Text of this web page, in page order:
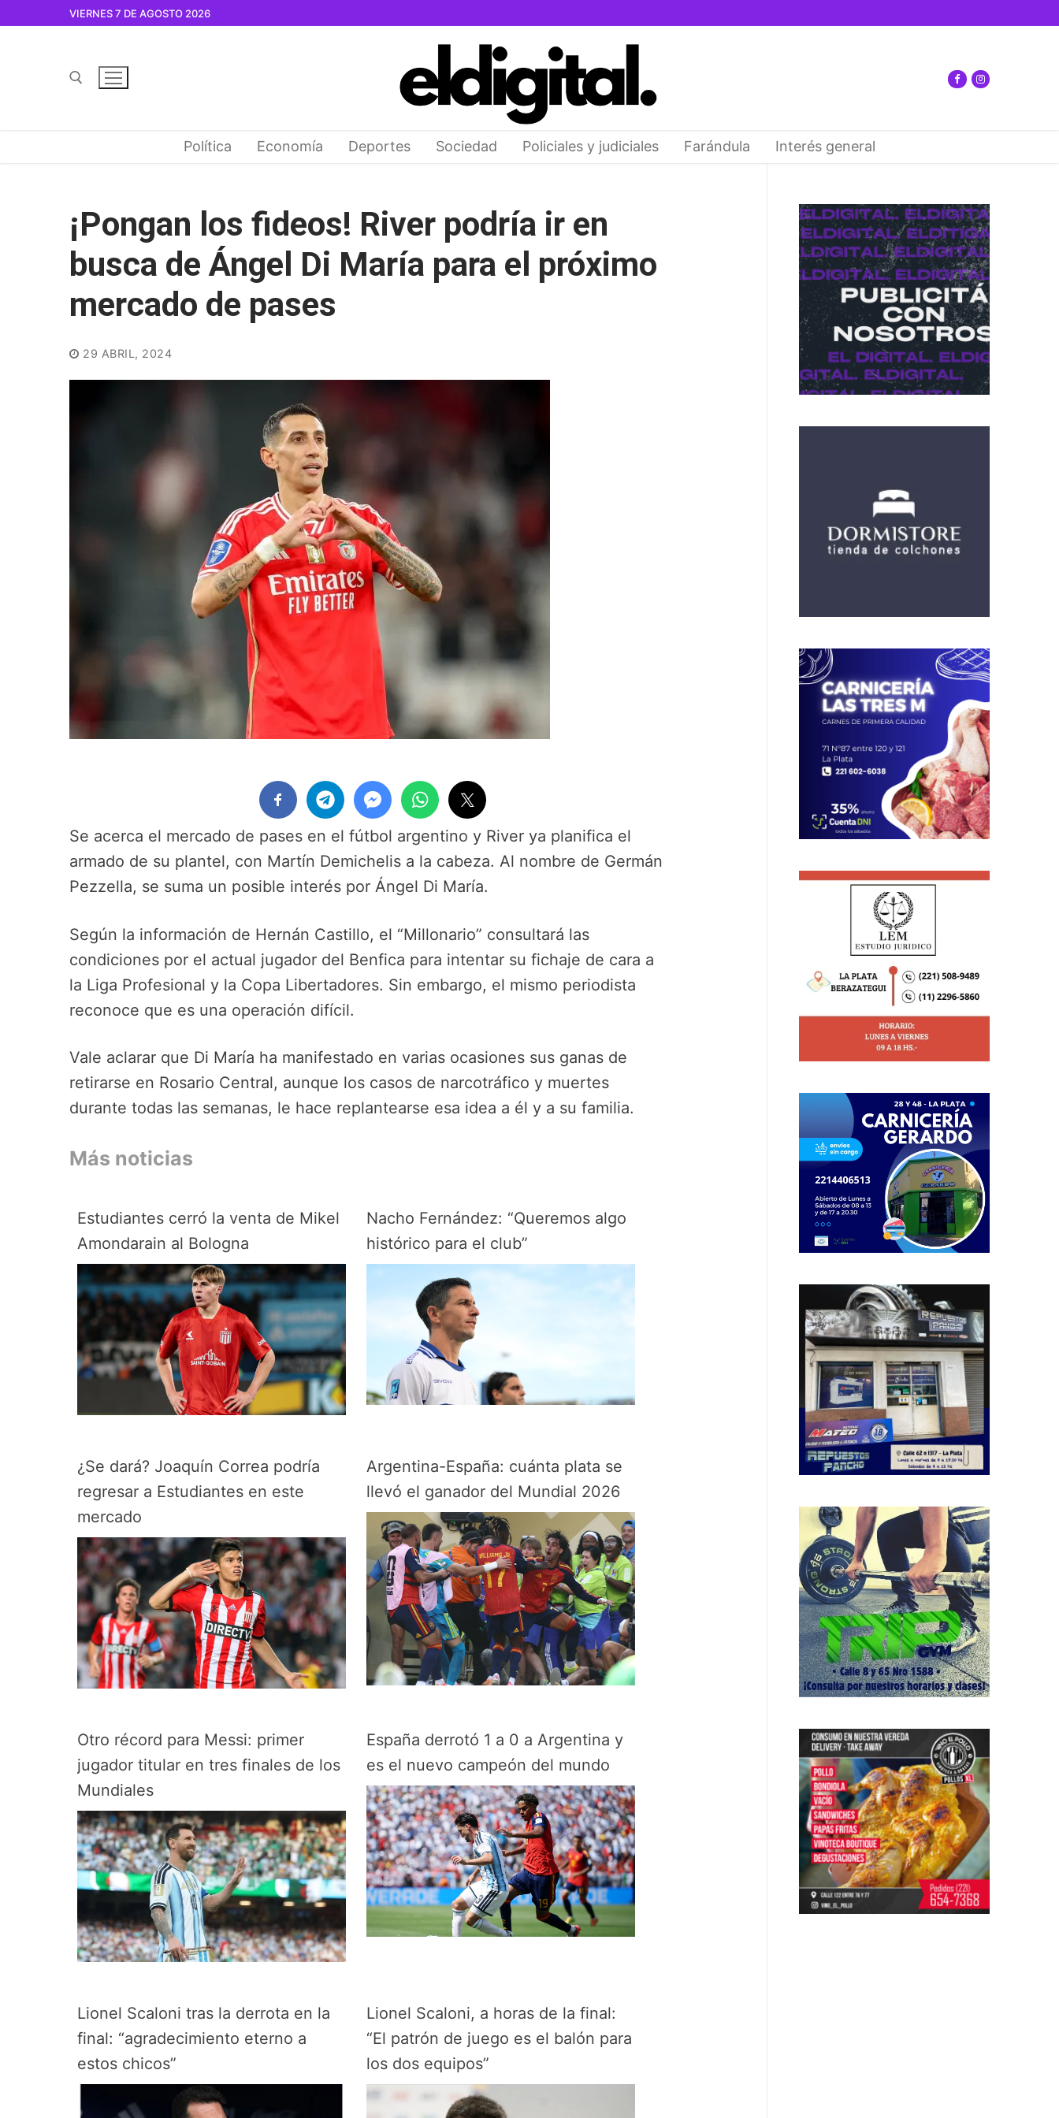
VIERNES 7 DE AGOSTO 2026
Política Economía Deportes Sociedad Policiales y judiciales Farándula Interés general
¡Pongan los fideos! River podría ir en
busca de Ángel Di María para el próximo
mercado de pases
29 ABRIL, 2024
Se acerca el mercado de pases en el fútbol argentino y River ya planifica el
armado de su plantel, con Martín Demichelis a la cabeza. Al nombre de Germán
Pezzella, se suma un posible interés por Ángel Di María.
Según la información de Hernán Castillo, el “Millonario” consultará las
condiciones por el actual jugador del Benfica para intentar su fichaje de cara a
la Liga Profesional y la Copa Libertadores. Sin embargo, el mismo periodista
reconoce que es una operación difícil.
Vale aclarar que Di María ha manifestado en varias ocasiones sus ganas de
retirarse en Rosario Central, aunque los casos de narcotráfico y muertes
durante todas las semanas, le hace replantearse esa idea a él y a su familia.
Más noticias
Estudiantes cerró la venta de Mikel
Amondarain al Bologna
Nacho Fernández: “Queremos algo
histórico para el club”
¿Se dará? Joaquín Correa podría
regresar a Estudiantes en este
mercado
Argentina-España: cuánta plata se
llevó el ganador del Mundial 2026
Otro récord para Messi: primer
jugador titular en tres finales de los
Mundiales
España derrotó 1 a 0 a Argentina y
es el nuevo campeón del mundo
Lionel Scaloni tras la derrota en la
final: “agradecimiento eterno a
estos chicos”
Lionel Scaloni, a horas de la final:
“El patrón de juego es el balón para
los dos equipos”